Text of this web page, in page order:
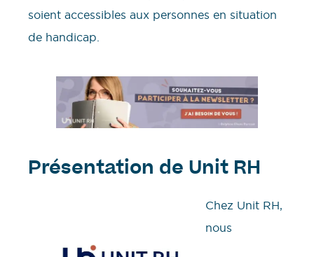
soient accessibles aux personnes en situation
de handicap.
Présentation de Unit RH
Chez Unit RH,
nous